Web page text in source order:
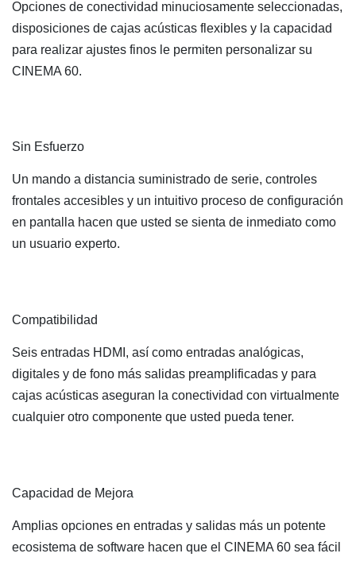
Opciones de conectividad minuciosamente seleccionadas,
disposiciones de cajas acústicas flexibles y la capacidad
para realizar ajustes finos le permiten personalizar su
CINEMA 60.
Sin Esfuerzo
Un mando a distancia suministrado de serie, controles
frontales accesibles y un intuitivo proceso de configuración
en pantalla hacen que usted se sienta de inmediato como
un usuario experto.
Compatibilidad
Seis entradas HDMI, así como entradas analógicas,
digitales y de fono más salidas preamplificadas y para
cajas acústicas aseguran la conectividad con virtualmente
cualquier otro componente que usted pueda tener.
Capacidad de Mejora
Amplias opciones en entradas y salidas más un potente
ecosistema de software hacen que el CINEMA 60 sea fácil